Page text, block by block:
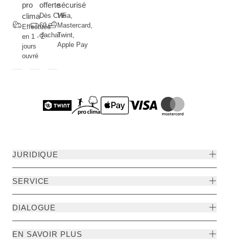
pro
clima
Effectuée
en 1 - 2
jours
ouvré
offerte
Dès CHF
60.--
d'achat
sécurisé
Visa,
Mastercard,
Twint,
Apple Pay
JURIDIQUE
SERVICE
DIALOGUE
EN SAVOIR PLUS